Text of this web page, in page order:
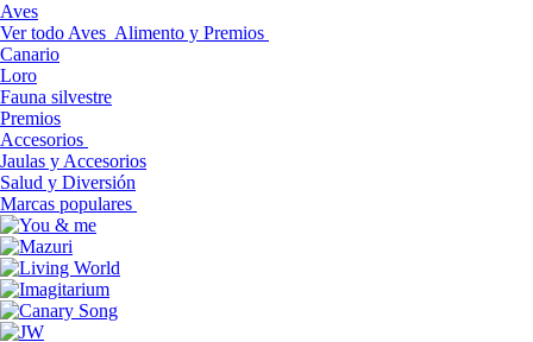
Aves
Ver todo Aves Alimento y Premios
Canario
Loro
Fauna silvestre
Premios
Accesorios
Jaulas y Accesorios
Salud y Diversión
Marcas populares